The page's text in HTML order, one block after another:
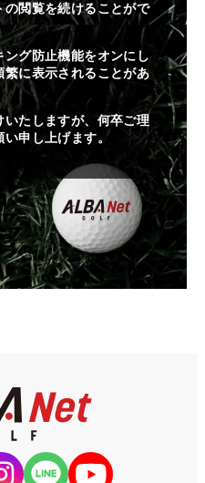
閲覧を続けることがで
グ防止機能をオンにし
に表示されることがあ
たしますが、何卒ご理
い申し上げます。